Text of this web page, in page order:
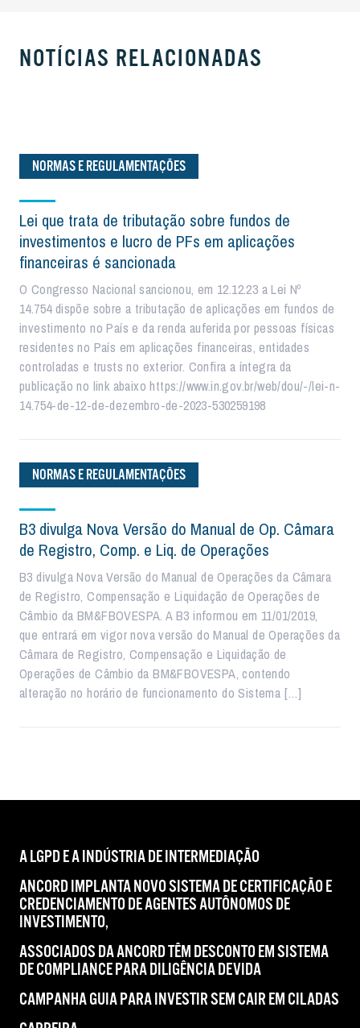
NOTÍCIAS RELACIONADAS
NORMAS E REGULAMENTAÇÕES
Lei que trata de tributação sobre fundos de
investimentos e lucro de PFs em aplicações
financeiras é sancionada
O Congresso Nacional sancionou, em 12.12.23 a Lei Nº
14.754 dispõe sobre a tributação de aplicações em fundos de
investimento no País e da renda auferida por pessoas físicas
residentes no País em aplicações financeiras, entidades
controladas e trusts no exterior. Confira a íntegra da
publicação no link abaixo https://www.in.gov.br/web/dou/-/lei-n-
14.754-de-12-de-dezembro-de-2023-530259198
NORMAS E REGULAMENTAÇÕES
B3 divulga Nova Versão do Manual de Op. Câmara
de Registro, Comp. e Liq. de Operações
B3 divulga Nova Versão do Manual de Operações da Câmara
de Registro, Compensação e Liquidação de Operações de
Câmbio da BM&FBOVESPA. A B3 informou em 11/01/2019,
que entrará em vigor nova versão do Manual de Operações da
Câmara de Registro, Compensação e Liquidação de
Operações de Câmbio da BM&FBOVESPA, contendo
alteração no horário de funcionamento do Sistema […]
A LGPD E A INDÚSTRIA DE INTERMEDIAÇÃO
ANCORD IMPLANTA NOVO SISTEMA DE CERTIFICAÇÃO E
CREDENCIAMENTO DE AGENTES AUTÔNOMOS DE
INVESTIMENTO,
ASSOCIADOS DA ANCORD TÊM DESCONTO EM SISTEMA
DE COMPLIANCE PARA DILIGÊNCIA DEVIDA
CAMPANHA GUIA PARA INVESTIR SEM CAIR EM CILADAS